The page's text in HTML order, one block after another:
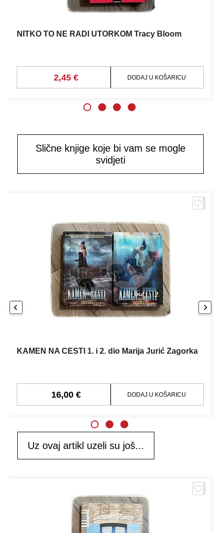
NITKO TO NE RADI UTORKOM Tracy Bloom
2,45 € DODAJ U KOŠARICU
Slične knjige koje bi vam se mogle
svidjeti
KAMEN NA CESTI 1. i 2. dio Marija Jurić Zagorka
16,00 € DODAJ U KOŠARICU
Uz ovaj artikl uzeli su još...